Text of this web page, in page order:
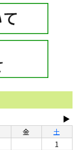
▶
金
土
1